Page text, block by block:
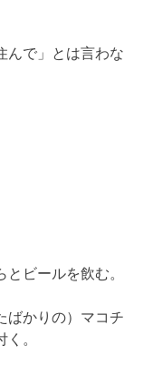
んで」とは言わな
ビールを飲む。
ばかりの）マコチ
。